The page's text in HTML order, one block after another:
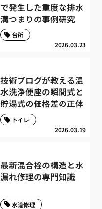
で発生した重度な排水
溝つまりの事例研究
2026.03.23
台所
技術ブログが教える温
水洗浄便座の瞬間式と
貯湯式の価格差の正体
2026.03.19
トイレ
最新混合栓の構造と水
漏れ修理の専門知識
水道修理